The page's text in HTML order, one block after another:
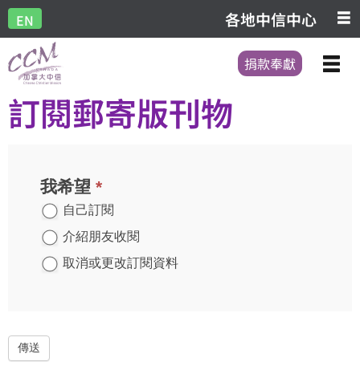
EN 各地中信中心
捐款奉獻
訂閱郵寄版刊物
我希望 *
自己訂閱
介紹朋友收閱
取消或更改訂閱資料
傳送